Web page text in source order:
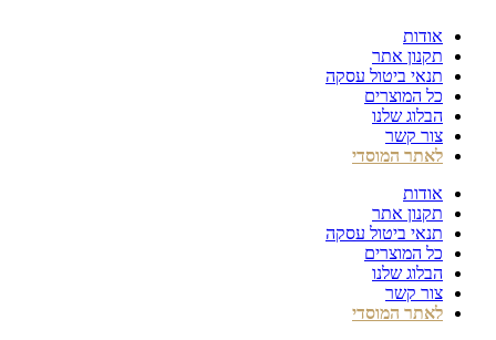
לתוכן
אודות
תקנון אתר
תנאי ביטול עסקה
כל המוצרים
הבלוג שלנו
צור קשר
לאתר המוסדי
אודות
תקנון אתר
תנאי ביטול עסקה
כל המוצרים
הבלוג שלנו
צור קשר
לאתר המוסדי